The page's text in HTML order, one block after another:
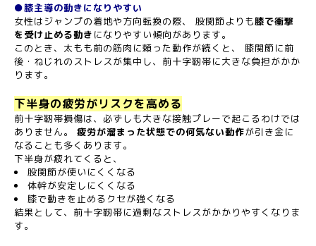
●膝主導の動きになりやすい
女性はジャンプの着地や方向転換の際、 股関節よりも膝で衝撃
を受け止める動き になりやすい傾向があります。
このとき、太もも前の筋肉に頼った動作が続くと、 膝関節に前
後・ねじれのストレスが集中し、前十字靭帯に大きな負担がかか
ります。
下半身の疲労がリスクを高める
前十字靭帯損傷は、必ずしも大きな接触プレーで起こるわけでは
ありません。 疲労が溜まった状態での何気ない動作が引き金に
なることも多くあります。
下半身が疲れてくると、
股関節が使いにくくなる
体幹が安定しにくくなる
膝で動きを止めるクセが強くなる
結果として、前十字靭帯に過剰なストレスがかかりやすくなりま
す。